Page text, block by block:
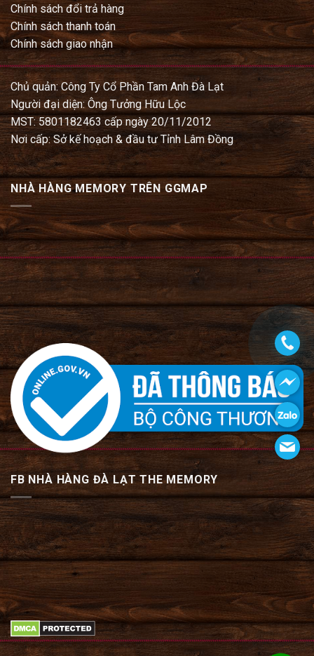
Chính sách đổi trả hàng
Chính sách thanh toán
Chính sách giao nhận
Chủ quản: Công Ty Cổ Phần Tam Anh Đà Lạt
Người đại diện: Ông Tưởng Hữu Lộc
MST: 5801182463 cấp ngày 20/11/2012
Nơi cấp: Sở kế hoạch & đầu tư Tỉnh Lâm Đồng
NHÀ HÀNG MEMORY TRÊN GGMAP
FB NHÀ HÀNG ĐÀ LẠT THE MEMORY